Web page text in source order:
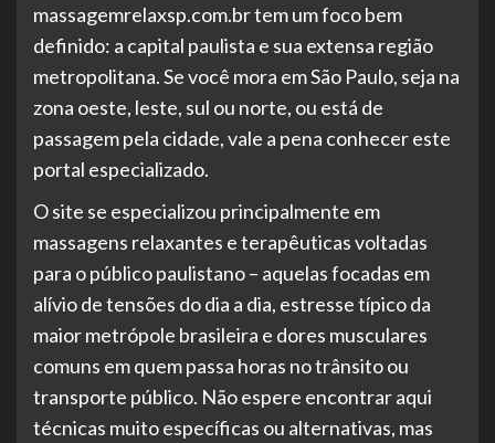
massagemrelaxsp.com.br tem um foco bem
definido: a capital paulista e sua extensa região
metropolitana. Se você mora em São Paulo, seja na
zona oeste, leste, sul ou norte, ou está de
passagem pela cidade, vale a pena conhecer este
portal especializado.
O site se especializou principalmente em
massagens relaxantes e terapêuticas voltadas
para o público paulistano – aquelas focadas em
alívio de tensões do dia a dia, estresse típico da
maior metrópole brasileira e dores musculares
comuns em quem passa horas no trânsito ou
transporte público. Não espere encontrar aqui
técnicas muito específicas ou alternativas, mas